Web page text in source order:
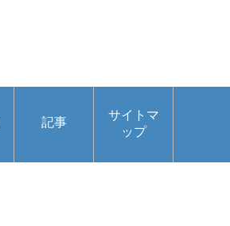
記事
サイトマ
ップ